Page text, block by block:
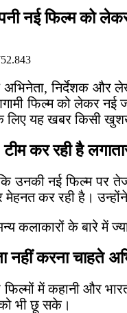
नई फिल्म को
अभिनेता, निर्देशक और
फिल्म को लेकर
लिए यह खबर किसी
कर रही है
उनकी नई फिल्म पर
मेहनत कर रही है।
कलाकारों के बारे में
नहीं करना चाहते
में कहानी और
को भी छू सके।